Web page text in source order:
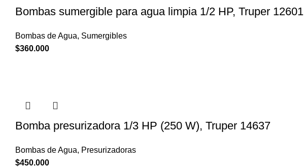
Bombas sumergible para agua limpia 1/2 HP, Truper 12601
Bombas de Agua, Sumergibles
$360.000
Bomba presurizadora 1/3 HP (250 W), Truper 14637
Bombas de Agua, Presurizadoras
$450.000